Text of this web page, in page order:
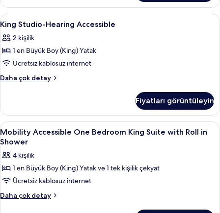
Mutfak
(Balcony)
hakkında
daha
fazla
detay
King
Studio-
Hearing
Accessible
için
tüm
Kaliteli yatak takımı, kuştüyü
6
King Studio-Hearing Accessible
2 kişilik
1 en Büyük Boy (King) Yatak
Ücretsiz kablosuz internet
Daha çok detay
King
hakkında
daha
fazla
detay
Fiyatları görüntüleyin
Mobility
Accessible
One
Bedroom
King
Suite
with
Kaliteli yatak takımı, kuştüyü
6
Mobility Accessible One Bedroom King Suite with Roll in
Shower
4 kişilik
1 en Büyük Boy (King) Yatak ve 1 tek kişilik çekyat
Ücretsiz kablosuz internet
Daha çok detay
Mobility